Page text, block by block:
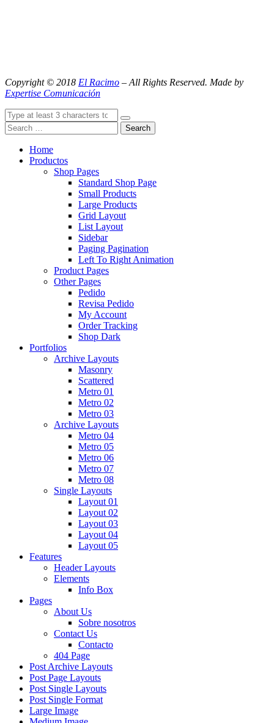
Copyright © 2018 El Racimo – All Rights Reserved. Made by
Expertise Comunicación
Search
Home
Productos
Shop Pages
Standard Shop Page
Small Products
Large Products
Grid Layout
List Layout
Sidebar
Paging Pagination
Left To Right Animation
Product Pages
Other Pages
Pedido
Revisa Pedido
My Account
Order Tracking
Shop Dark
Portfolios
Archive Layouts
Masonry
Scattered
Metro 01
Metro 02
Metro 03
Archive Layouts
Metro 04
Metro 05
Metro 06
Metro 07
Metro 08
Single Layouts
Layout 01
Layout 02
Layout 03
Layout 04
Layout 05
Features
Header Layouts
Elements
Info Box
Pages
About Us
Sobre nosotros
Contact Us
Contacto
404 Page
Post Archive Layouts
Post Page Layouts
Post Single Layouts
Post Single Format
Large Image